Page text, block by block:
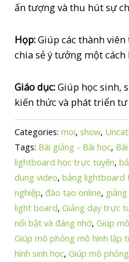
ấn tượng và thu hút sự
Họp:Giúp các thành
chia sẻ ý tưởng một cách
Giáo dục:Giúp học sinh,
kiến thức và phát triển tư
Categories:moi, show,
Tags: Bài giảng - Bài học,
lightboard học trực tuyến,
dung video,bảng lightboard
nghiệp,đào tạo online,
light board,Giảng dạy trực
nổi bật và đáng nhớ,Giúp
Giúp mô phỏng mô hình lập
hình sinh học,Giúp mô